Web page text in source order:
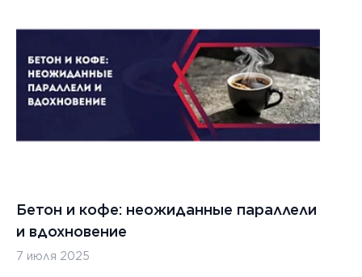
г.
Бетон и кофе: неожиданные параллели
и вдохновение
7 июля 2025